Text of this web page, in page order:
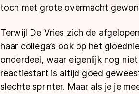
toch met grote overmacht
Terwijl De Vries zich de
haar collega’s ook op het
onderdeel, waar eigenlijk nog
reactiestart is altijd goed
slechte sprinter. Maar als je je